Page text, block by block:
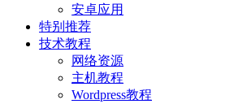
安卓应用
特别推荐
技术教程
网络资源
主机教程
Wordpress教程